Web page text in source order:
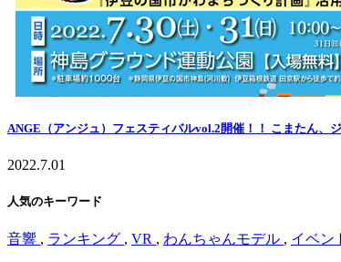
ANGE（アンジュ）フェスティバルvol.2開催！！ こまたん、
2022.7.01
人気のキーワード
音響 , ランキング , VR , わんちゃんモデル , イベン